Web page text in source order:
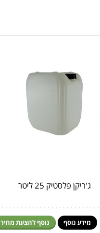
ג'ריקן פלסטיק 25 ליטר
מידע נוסף נוסף להצעת מחיר